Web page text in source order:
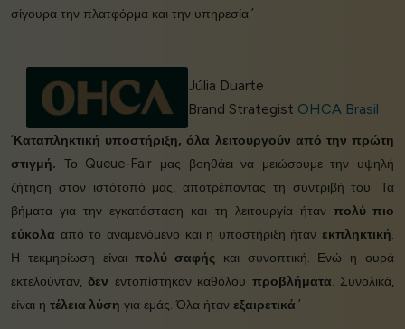
σίγουρα την πλατφόρμα και την υπηρεσία.’
Júlia Duarte
Brand Strategist OHCA Brasil
‘Καταπληκτική υποστήριξη, όλα λειτουργούν από την πρώτη
στιγμή. Το Queue-Fair μας βοηθάει να μειώσουμε την υψηλή
ζήτηση στον ιστότοπό μας, αποτρέποντας τη συντριβή του. Τα
βήματα για την εγκατάσταση και τη λειτουργία ήταν πολύ πιο
εύκολα από το αναμενόμενο και η υποστήριξη ήταν εκπληκτική.
Η τεκμηρίωση είναιπολύ σαφής και συνοπτική. Ενώ η ουρά
εκτελούνταν,δεν εντοπίστηκαν καθόλου προβλήματα. Συνολικά,
είναι η τέλεια λύση για εμάς. Όλα ήταν εξαιρετικά.’